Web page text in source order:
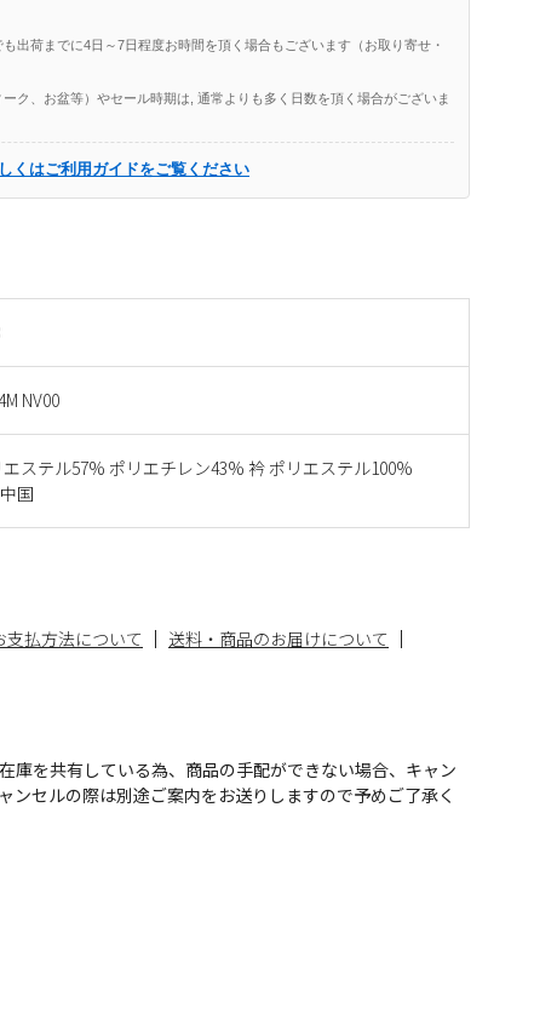
NV00
ステル57% ポリエチレン43% 衿 ポリエステル100%
国
出荷までに4日～7日程度お時間を頂く場合もございます（お取り寄せ・
ク、お盆等）やセール時期は, 通常よりも多く日数を頂く場合がございま
くはご利用ガイドをご覧ください
支払方法について
送料・商品のお届けについて
庫を共有している為、商品の手配ができない場合、キャン
ンセルの際は別途ご案内をお送りしますので予めご了承く